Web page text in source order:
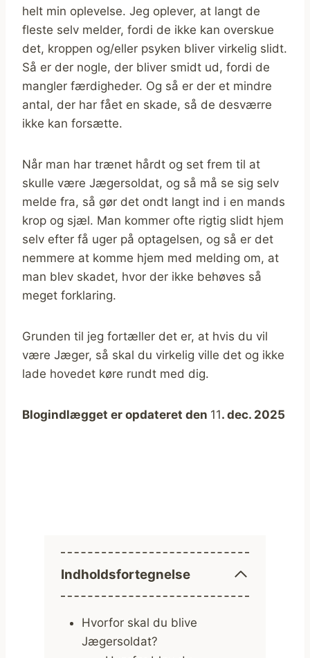
helt min oplevelse. Jeg oplever, at langt de
fleste selv melder, fordi de ikke kan overskue
det, kroppen og/eller psyken bliver virkelig slidt.
Så er der nogle, der bliver smidt ud, fordi de
mangler færdigheder. Og så er der et mindre
antal, der har fået en skade, så de desværre
ikke kan forsætte.
Når man har trænet hårdt og set frem til at
skulle være Jægersoldat, og så må se sig selv
melde fra, så gør det ondt langt ind i en mands
krop og sjæl. Man kommer ofte rigtig slidt hjem
selv efter få uger på optagelsen, og så er det
nemmere at komme hjem med melding om, at
man blev skadet, hvor der ikke behøves så
meget forklaring.
Grunden til jeg fortæller det er, at hvis du vil
være Jæger, så skal du virkelig ville det og ikke
lade hovedet køre rundt med dig.
Blogindlægget er opdateret den 11. dec. 2025
Indholdsfortegnelse
Hvorfor skal du blive
Jægersoldat?